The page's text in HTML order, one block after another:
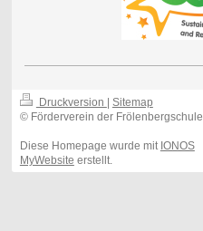
Druckversion
Sitemap
© Förderverein der Frölenbergschule
Diese Homepage wurde mit IONOS
MyWebsite erstellt.